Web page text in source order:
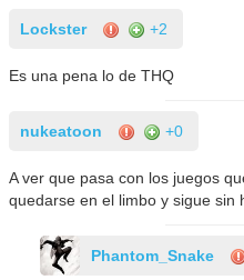
Lockster +2
Es una pena lo de THQ
nukeatoon +0
A ver que pasa con los juegos
quedarse en el limbo y sigue sin
Phantom_Snake